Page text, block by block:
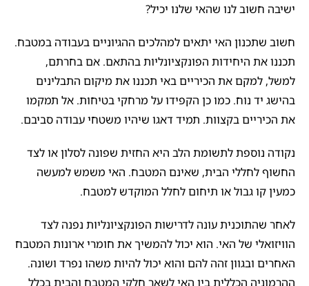
ישיבה חשוב לנו שהאי שלנו יכיל?
חשוב שתכנון האי יתאים למהלכים ההגיוניים בעבודה במטבח.
תכננו את היחידות הפונקציונליות בהתאם. אם בחרתם,
למשל, למקם את הכיריים באי תכננו את מיקום התבלינים
בהישג יד נוח. כמו כן הקפידו על מרחקי בטיחות. אל תמקמו
את הכיריים בקצוות. תמיד דאגו שיהיו משטחי עבודה סביבם.
נקודה נוספת לתשומת הלב היא החזית שפונה לסלון או לצד
החשוף לחללי הבית, שאינם המטבח. האי משמש למעשה
כמעין קו גבול או תיחום לחלל המוקדש למטבח.
לאחר שהתוכנית עונה לדרישות הפונקציונליות נפנה לצד
הוויזואלי של האי. הוא יכול להמשיך את חומרי ארונות המטבח
האחרים ובגוון זהה להם והוא יכול להיות משהו נפרד ושונה.
ההרמוניה הכללית בין האי לשאר חלקי המטבח והבית בכלל